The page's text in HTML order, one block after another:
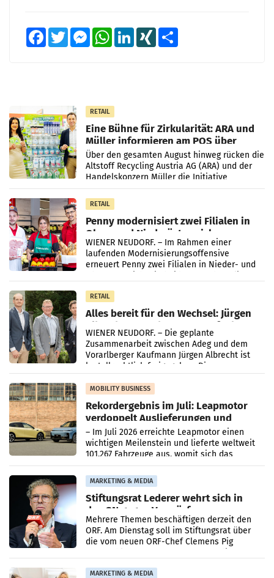
FacebookTwitter MessengerWhatsAppLinkedInXING
RETAIL
Eine Bühne für Zirkularität: ARA und
Müller informieren am POS über
Kreislauffähigkeit
Über den gesamten August hinweg rücken die
Altstoff Recycling Austria AG (ARA) und der
Handelskonzern Müller die Initiative
„Kreislauf-Helden“ in allen österreichischen
Müller-Filialen
RETAIL
Penny modernisiert zwei Filialen in
Ober- und Niederösterreich
WIENER NEUDORF. – Im Rahmen einer
laufenden Modernisierungsoffensive
erneuert Penny zwei Filialen in Nieder- und
RETAIL
Alles bereit für den Wechsel: Jürgen
Albrecht setzt ab 1.1.2027 auf Adeg
WIENER NEUDORF. – Die geplante
Zusammenarbeit zwischen Adeg und dem
Vorarlberger Kaufmann Jürgen Albrecht ist
kartellrechtlich freigegeben: Die
Bundeswettbewerbsbehörde und der
Bundeskartellanwalt
MOBILITY BUSINESS
Rekordergebnis im Juli: Leapmotor
verdoppelt Auslieferungen und
überschreitet die 100.000er-Marke
– Im Juli 2026 erreichte Leapmotor einen
wichtigen Meilenstein und lieferte weltweit
101.267 Fahrzeuge aus, womit sich das
Ergebnis gegenüber Juli 2025 mehr als
verdoppelte (+102
MARKETING & MEDIA
Stiftungsrat Lederer wehrt sich in
den SN gegen Vorwürfe
Mehrere Themen beschäftigen derzeit den
ORF. Am Dienstag soll im Stiftungsrat über
die vom neuen ORF-Chef Clemens Pig
MARKETING & MEDIA